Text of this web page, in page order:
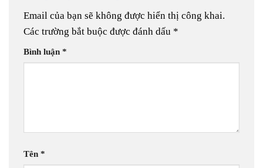
Email của bạn sẽ không được hiển thị công khai.
Các trường bắt buộc được đánh dấu *
Bình luận *
Tên *